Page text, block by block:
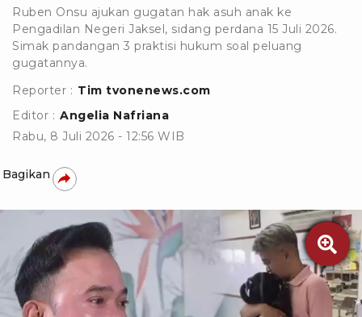
Ruben Onsu ajukan gugatan hak asuh anak ke
Pengadilan Negeri Jaksel, sidang perdana 15 Juli 2026.
Simak pandangan 3 praktisi hukum soal peluang
gugatannya.
Reporter : Tim tvonenews.com
Editor : Angelia Nafriana
Rabu, 8 Juli 2026 - 12:56 WIB
Bagikan
